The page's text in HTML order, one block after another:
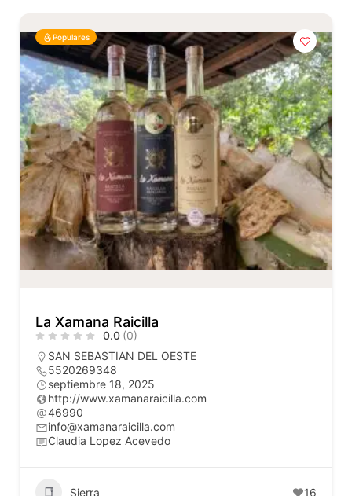
Populares
La Xamana Raicilla
0.0 (0)
SAN SEBASTIAN DEL OESTE
5520269348
septiembre 18, 2025
http://www.xamanaraicilla.com
46990
info@xamanaraicilla.com
Claudia Lopez Acevedo
Sierra 16